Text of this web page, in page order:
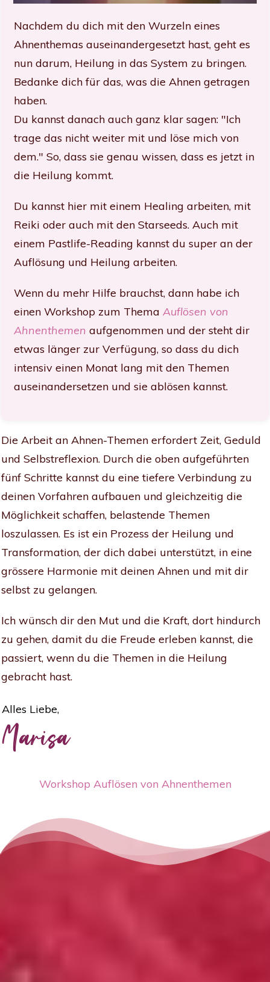
Nachdem du dich mit den Wurzeln eines
Ahnenthemas auseinandergesetzt hast, geht es
nun darum, Heilung in das System zu bringen.
Bedanke dich für das, was die Ahnen getragen
haben.
Du kannst danach auch ganz klar sagen: "Ich
trage das nicht weiter mit und löse mich von
dem." So, dass sie genau wissen, dass es jetzt in
die Heilung kommt.
Du kannst hier mit einem Healing arbeiten, mit
Reiki oder auch mit den Starseeds. Auch mit
einem Pastlife-Reading kannst du super an der
Auflösung und Heilung arbeiten.
Wenn du mehr Hilfe brauchst, dann habe ich
einen Workshop zum Thema Auflösen von
Ahnenthemen aufgenommen und der steht dir
etwas länger zur Verfügung, so dass du dich
intensiv einen Monat lang mit den Themen
auseinandersetzen und sie ablösen kannst.
Die Arbeit an Ahnen-Themen erfordert Zeit, Geduld
und Selbstreflexion. Durch die oben aufgeführten
fünf Schritte kannst du eine tiefere Verbindung zu
deinen Vorfahren aufbauen und gleichzeitig die
Möglichkeit schaffen, belastende Themen
loszulassen. Es ist ein Prozess der Heilung und
Transformation, der dich dabei unterstützt, in eine
grössere Harmonie mit deinen Ahnen und mit dir
selbst zu gelangen.
Ich wünsch dir den Mut und die Kraft, dort hindurch
zu gehen, damit du die Freude erleben kannst, die
passiert, wenn du die Themen in die Heilung
gebracht hast.
Alles Liebe,
Marisa
Workshop Auflösen von Ahnenthemen